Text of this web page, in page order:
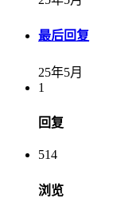
最后回复
25年5月
1
回复
514
浏览